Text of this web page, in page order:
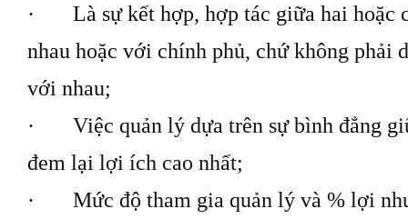
· Là sự kết hợp, hợp tác giữa hai hoặc
nhau hoặc với chính phủ, chứ không phải
với nhau;
· Việc quản lý dựa trên sự bình đẳng
đem lại lợi ích cao nhất;
· Mức độ tham gia quản lý và % lợi